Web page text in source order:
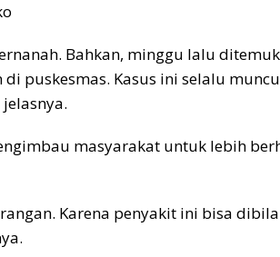
Bahkan, minggu lalu
puskesmas. Kasus ini selalu
masyarakat untuk lebih
Karena penyakit ini bisa